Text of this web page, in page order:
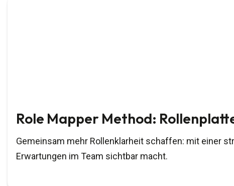
Role Mapper Method:
Gemeinsam mehr Rollenklarheit schaffen: mit einer
Erwartungen im Team sichtbar macht.